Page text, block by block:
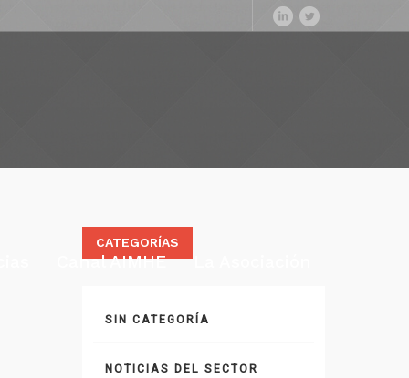
Canal AIMHE
CATEGORÍAS
SIN CATEGORÍA
NOTICIAS DEL SECTOR